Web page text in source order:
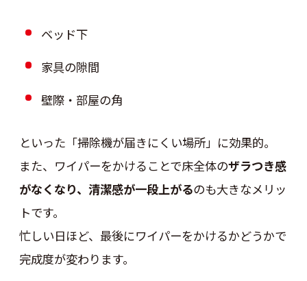
ベッド下
家具の隙間
壁際・部屋の角
といった「掃除機が届きにくい場所」に効果的。
また、ワイパーをかけることで床全体のザラつき感
がなくなり、清潔感が一段上がるのも大きなメリッ
トです。
忙しい日ほど、最後にワイパーをかけるかどうかで
完成度が変わります。